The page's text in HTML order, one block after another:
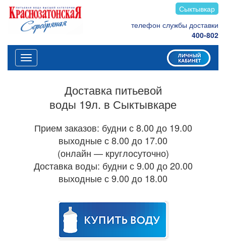
Сыктывкар
телефон службы доставки
400-802
Меню
Доставка питьевой
воды 19л. в Сыктывкаре
Прием заказов: будни с 8.00 до 19.00
выходные с 8.00 до 17.00
(онлайн — круглосуточно)
Доставка воды: будни с 9.00 до 20.00
выходные с 9.00 до 18.00